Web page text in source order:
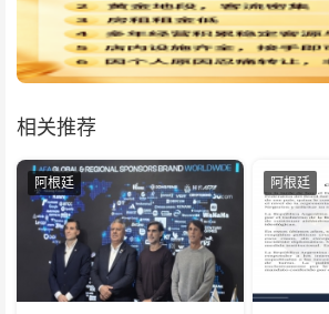
相关推荐
阿根廷 阿根廷